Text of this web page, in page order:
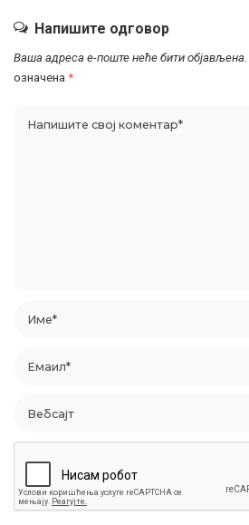
Напишите одговор
Ваша адреса е-поште неће бити објављена.
означена *